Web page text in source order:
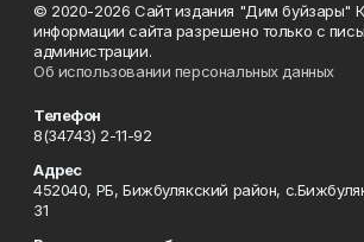
© 2020-2026 Сайт издания "Дим буйзары"
информации сайта разрешено только с
администрации.
Об использовании персональных данных
Телефон
8(34743) 2-11-92
Адрес
452040, РБ, Бижбулякский район,
31